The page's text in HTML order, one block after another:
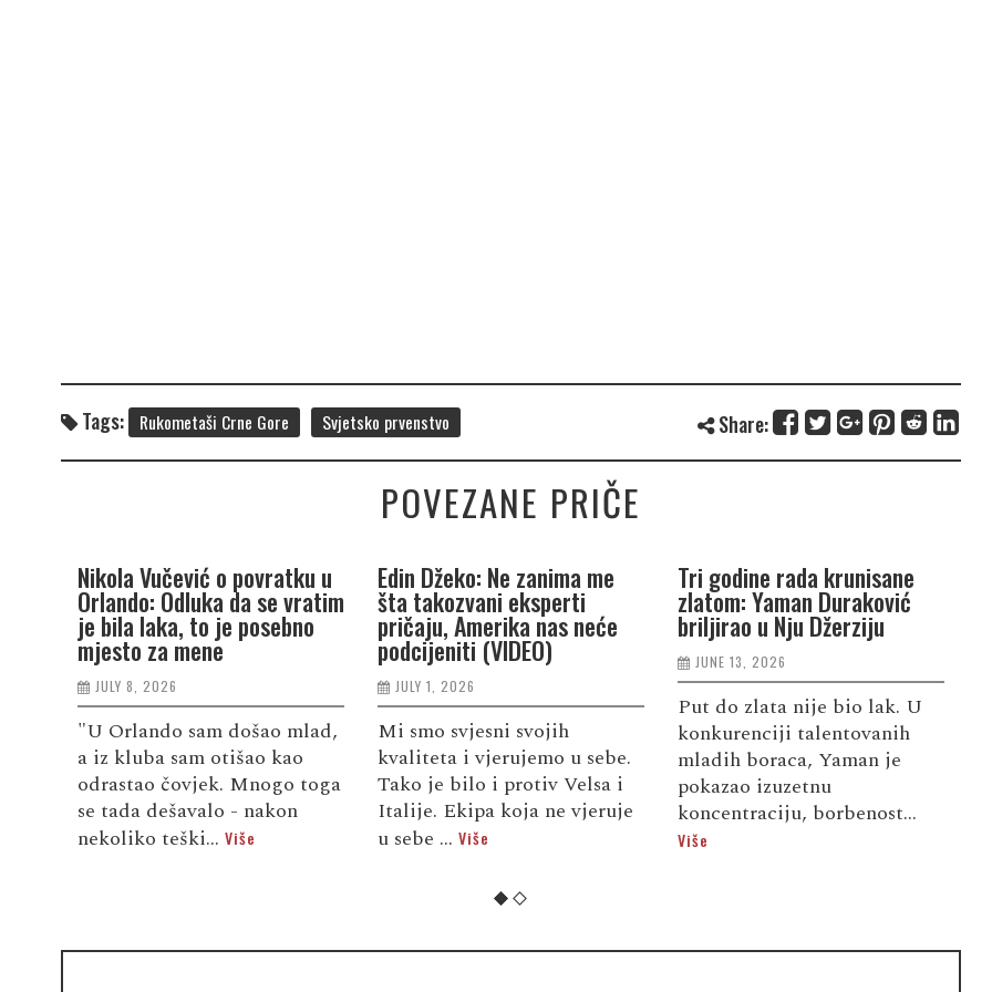
Tags: Rukometaši Crne Gore Svjetsko prvenstvo Share:
POVEZANE PRIČE
Nikola Vučević o povratku u
Orlando: Odluka da se vratim
je bila laka, to je posebno
mjesto za mene
JULY 8, 2026
"U Orlando sam došao mlad,
a iz kluba sam otišao kao
odrastao čovjek. Mnogo toga
se tada dešavalo - nakon
nekoliko teški... Više
Edin Džeko: Ne zanima me
šta takozvani eksperti
pričaju, Amerika nas neće
podcijeniti (VIDEO)
JULY 1, 2026
Mi smo svjesni svojih
kvaliteta i vjerujemo u sebe.
Tako je bilo i protiv Velsa i
Italije. Ekipa koja ne vjeruje
u sebe ... Više
Tri godine rada krunisane
zlatom: Yaman Duraković
briljirao u Nju Džerziju
JUNE 13, 2026
Put do zlata nije bio lak. U
konkurenciji talentovanih
mladih boraca, Yaman je
pokazao izuzetnu
koncentraciju, borbenost...
Više